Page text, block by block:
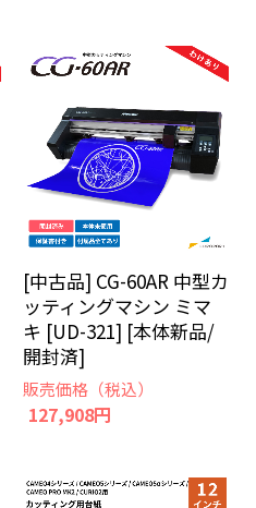
[中古品] CG-60AR 中型カ
ッティングマシン ミマ
キ [UD-321] [本体新品/
開封済]
販売価格（税込）
127,908円